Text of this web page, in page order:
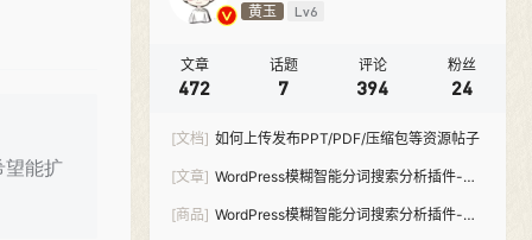
望能扩
黄玉 Lv6
文章
472
话题
7
评论
394
粉丝
24
[文档] 如何上传发布PPT/PDF/压缩包等资源帖子
[文章] WordPress模糊智能分词搜索分析插件-
[商品] WordPress模糊智能分词搜索分析插件-